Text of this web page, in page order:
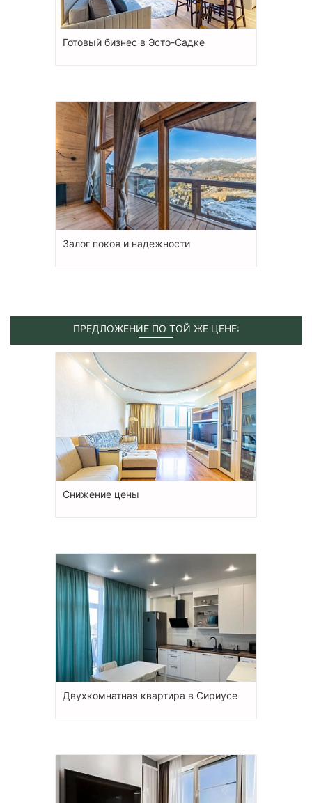
Готовый бизнес в Эсто-Садке
Залог покоя и надежности
ПРЕДЛОЖЕНИЕ ПО ТОЙ ЖЕ ЦЕНЕ:
Снижение цены
Двухкомнатная квартира в Сириусе